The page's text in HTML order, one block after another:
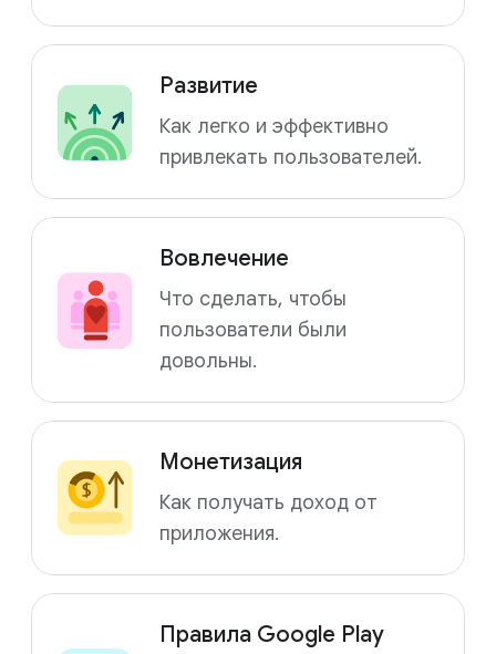
Развитие
Как легко и эффективно
привлекать пользователей.
Вовлечение
Что сделать, чтобы
пользователи были
довольны.
Монетизация
Как получать доход от
приложения.
Правила Google Play